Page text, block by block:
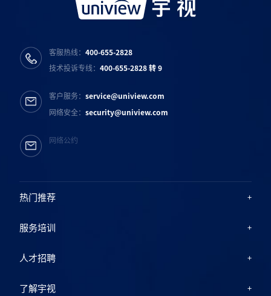
热门推荐
服务培训
人才招聘
了解宇视
客服热线：400-655-2828
技术投诉专线：400-655-2828 转 9
客户服务：service@uniview.com
网络安全：security@uniview.com
网络公约